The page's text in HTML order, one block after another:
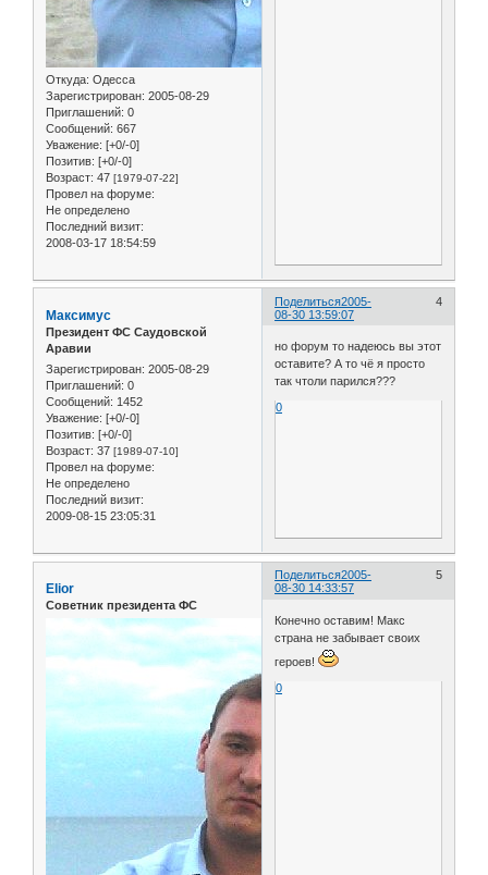
Откуда: Одесса
Зарегистрирован: 2005-08-29
Приглашений: 0
Сообщений: 667
Уважение: [+0/-0]
Позитив: [+0/-0]
Возраст: 47 [1979-07-22]
Провел на форуме:
Не определено
Последний визит:
2008-03-17 18:54:59
Поделиться 4
2005-
08-30 13:59:07
Максимус
Президент ФС Саудовской
Аравии
Зарегистрирован: 2005-08-29
Приглашений: 0
Сообщений: 1452
Уважение: [+0/-0]
Позитив: [+0/-0]
Возраст: 37 [1989-07-10]
Провел на форуме:
Не определено
Последний визит:
2009-08-15 23:05:31
но форум то надеюсь вы этот
оставите? А то чё я просто
так чтоли парился???
0
Поделиться 5
2005-
08-30 14:33:57
Elior
Советник президента ФС
Конечно оставим! Макс
страна не забывает своих
героев!
0